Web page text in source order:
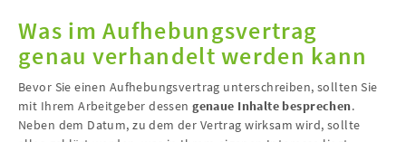
Was im Aufhebungsvertrag
genau verhandelt werden kann
Bevor Sie einen Aufhebungsvertrag unterschreiben, sollten Sie
mit Ihrem Arbeitgeber dessengenaue Inhalte besprechen.
Neben dem Datum, zu dem der Vertrag wirksam wird, sollte